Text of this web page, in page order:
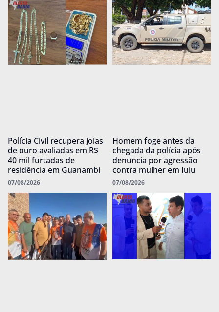
Polícia Civil recupera joias
de ouro avaliadas em R$
40 mil furtadas de
residência em Guanambi
07/08/2026
Homem foge antes da
chegada da polícia após
denuncia por agressão
contra mulher em Iuiu
07/08/2026